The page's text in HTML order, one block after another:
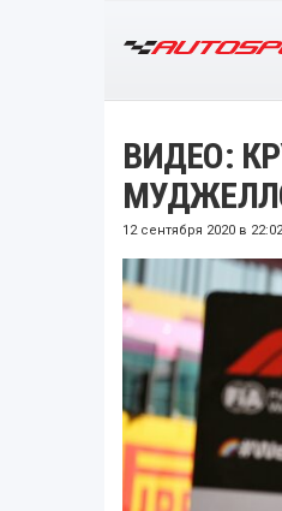
ВИДЕО:
12 сентября 2020 в 22:02